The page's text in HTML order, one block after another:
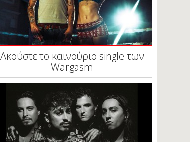
Ακούστε το καινούριο single των
Wargasm